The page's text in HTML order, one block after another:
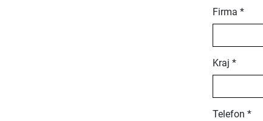
Firma *
Kraj *
Telefon *